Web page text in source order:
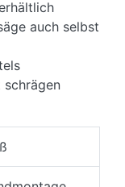
auch selbst
schrägen